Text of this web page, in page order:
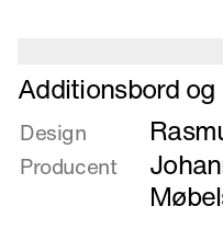
Læs
mere
om
Additionsbord
og
Additionsbord
Design
Producent